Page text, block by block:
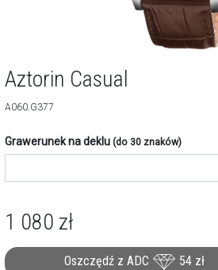
Aztorin Casual
A060.G377
Grawerunek na deklu (do 30 znaków)
1 080 zł
Oszczędź z ADC 54 zł